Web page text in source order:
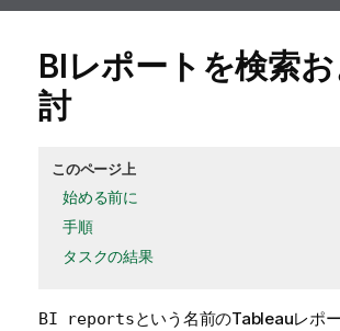
BIレポートを検索
討
このページ上
始める前に
手順
タスクの結果
BI reportsという名前のTableauレポー